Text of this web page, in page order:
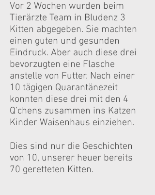
Vor 2 Wochen wurden beim
Tierärzte Team in Bludenz 3
Kitten abgegeben. Sie machten
einen guten und gesunden
Eindruck. Aber auch diese drei
bevorzugten eine Flasche
anstelle von Futter. Nach einer
10 tägigen Quarantänezeit
konnten diese drei mit den 4
Q’chens zusammen ins Katzen
Kinder Waisenhaus einziehen.
Dies sind nur die Geschichten
von 10, unserer heuer bereits
70 geretteten Kitten.